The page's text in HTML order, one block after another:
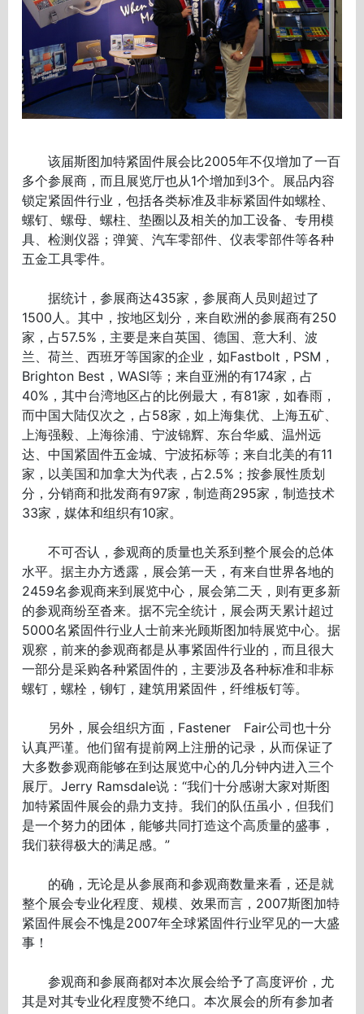
该届斯图加特紧固件展会比2005年不仅增加了一百
多个参展商，而且展览厅也从1个增加到3个。展品内容
锁定紧固件行业，包括各类标准及非标紧固件如螺栓、
螺钉、螺母、螺柱、垫圈以及相关的加工设备、专用模
具、检测仪器；弹簧、汽车零部件、仪表零部件等各种
五金工具零件。
据统计，参展商达435家，参展商人员则超过了
1500人。其中，按地区划分，来自欧洲的参展商有250
家，占57.5%，主要是来自英国、德国、意大利、波
兰、荷兰、西班牙等国家的企业，如Fastbolt，PSM，
Brighton Best，WASI等；来自亚洲的有174家，占
40%，其中台湾地区占的比例最大，有81家，如春雨，
而中国大陆仅次之，占58家，如上海集优、上海五矿、
上海强毅、上海徐浦、宁波锦辉、东台华威、温州远
达、中国紧固件五金城、宁波拓标等；来自北美的有11
家，以美国和加拿大为代表，占2.5%；按参展性质划
分，分销商和批发商有97家，制造商295家，制造技术
33家，媒体和组织有10家。
不可否认，参观商的质量也关系到整个展会的总体
水平。据主办方透露，展会第一天，有来自世界各地的
2459名参观商来到展览中心，展会第二天，则有更多新
的参观商纷至沓来。据不完全统计，展会两天累计超过
5000名紧固件行业人士前来光顾斯图加特展览中心。据
观察，前来的参观商都是从事紧固件行业的，而且很大
一部分是采购各种紧固件的，主要涉及各种标准和非标
螺钉，螺栓，铆钉，建筑用紧固件，纤维板钉等。
另外，展会组织方面，Fastener Fair公司也十分
认真严谨。他们留有提前网上注册的记录，从而保证了
大多数参观商能够在到达展览中心的几分钟内进入三个
展厅。Jerry Ramsdale说：“我们十分感谢大家对斯图
加特紧固件展会的鼎力支持。我们的队伍虽小，但我们
是一个努力的团体，能够共同打造这个高质量的盛事，
我们获得极大的满足感。”
的确，无论是从参展商和参观商数量来看，还是就
整个展会专业化程度、规模、效果而言，2007斯图加特
紧固件展会不愧是2007年全球紧固件行业罕见的一大盛
事！
参观商和参展商都对本次展会给予了高度评价，尤
其是对其专业化程度赞不绝口。本次展会的所有参加者